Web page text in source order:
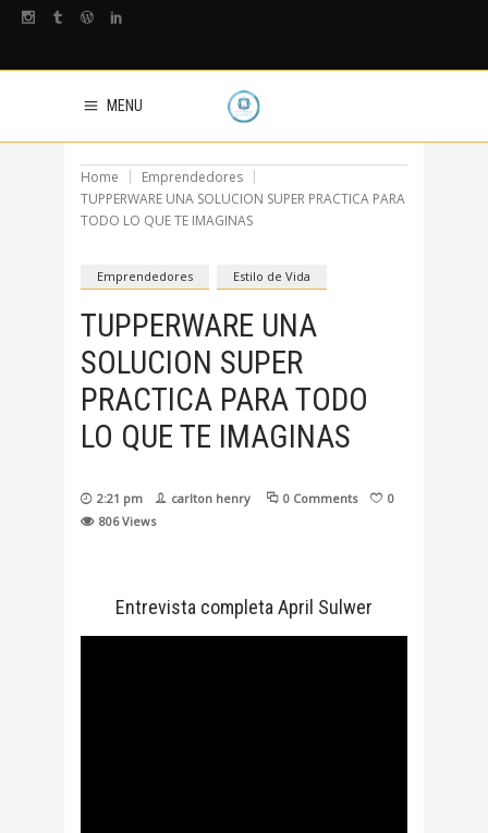
MENU
Home
Emprendedores
TUPPERWARE UNA SOLUCION SUPER PRACTICA PARA
TODO LO QUE TE IMAGINAS
Emprendedores Estilo de Vida
TUPPERWARE UNA
SOLUCION SUPER
PRACTICA PARA TODO
LO QUE TE IMAGINAS
2:21 pm carlton henry 0 Comments
0
806 Views
Entrevista completa April Sulwer